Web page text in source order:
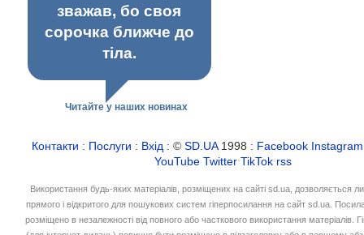
зважав, бо своя
сорочка ближче до
тіла.
Читайте у наших новинах
Контакти : Послуги : Вхід : ©SD.UA1998 : Facebook Instagram
YouTube Twitter TikTok rss
Використання будь-яких матеріалів, розміщених на сайті sd.ua, дозволяється
прямого і відкритого для пошукових систем гіперпосилання на сайт sd.ua.
розміщено в незалежності від повного або часткового використання матеріалів.